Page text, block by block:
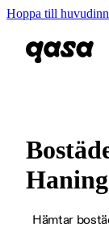
Hoppa till
Hämtar